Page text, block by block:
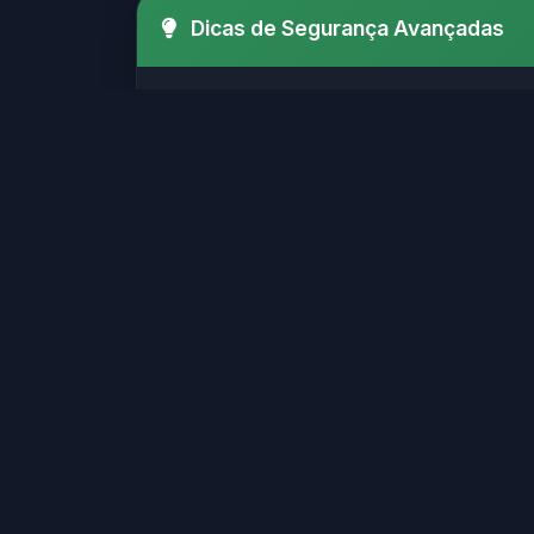
Dicas de Segurança Avançadas